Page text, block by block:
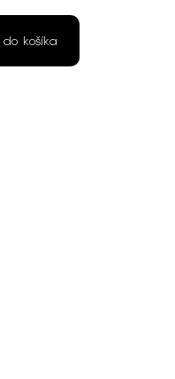
košíka